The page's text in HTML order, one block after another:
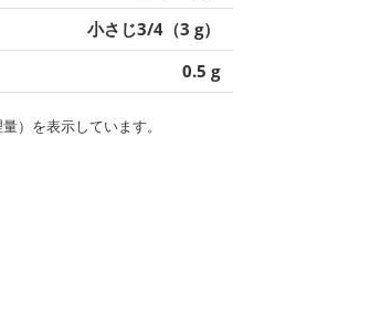
小さじ3/4（3 g）
0.5 g
）を表示しています。